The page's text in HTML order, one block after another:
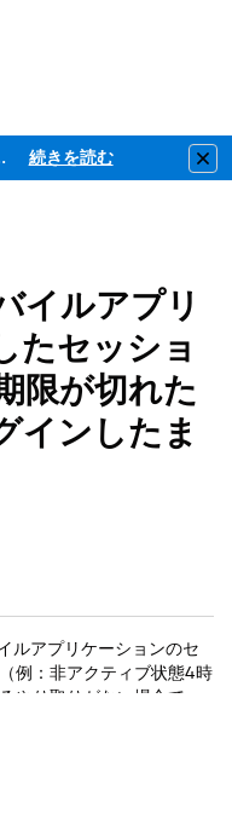
間を頂戴しております 続きを読む
イルアプリ
たセッショ
限が切れた
インしたま
ルアプリケーションのセ
例：非アクティブ状態4時
やり取りがない場合で